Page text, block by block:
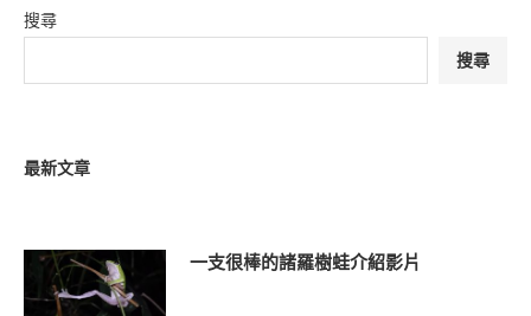
搜尋
搜尋
最新文章
一支很棒的諸羅樹蛙介紹影片